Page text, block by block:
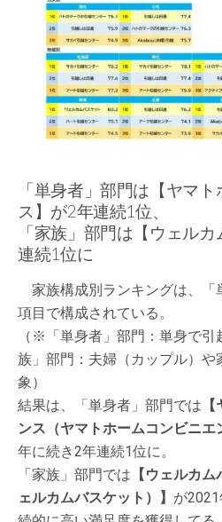
「単身者」部門は【ヤマ
ス】が2年連続1位、
「家族」部門は【ウェル
連続1位に
家族構成別ランキングは、「
項目で構成されている。
（※「単身者」部門：単身で
族」部門：夫婦（カップル）
象）
結果は、「単身者」部門では
ンス（ヤマトホームコンビニエ
年に続き2年連続1位に。
「家族」部門では 【ウェルカ
ェルカムバスケット）】 が